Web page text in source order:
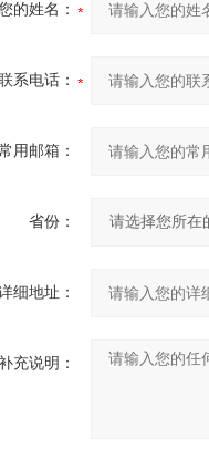
的姓名：
系电话：
用邮箱：
省份：
细地址：
充说明：